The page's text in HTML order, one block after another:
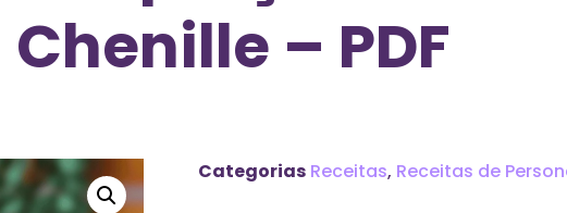
Chenille – PDF
Categorias Receitas, Receitas de